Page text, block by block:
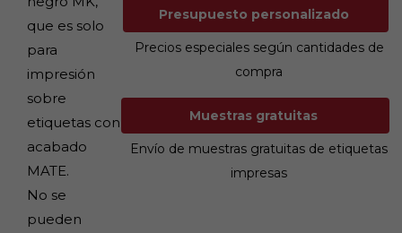
que es solo
para
impresión
sobre
etiquetas con
acabado
MATE.
No se
pueden
Presupuesto personalizado
Precios especiales según cantidades de
compra
Muestras gratuitas
Envío de muestras gratuitas de etiquetas
impresas